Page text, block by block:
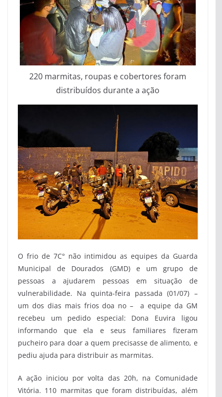
220 marmitas, roupas e cobertores foram
distribuídos durante a ação
O frio de 7C° não intimidou as equipes da Guarda
Municipal de Dourados (GMD) e um grupo de
pessoas a ajudarem pessoas em situação de
vulnerabilidade. Na quinta-feira passada (01/07) –
um dos dias mais frios doa no – a equipe da GM
recebeu um pedido especial: Dona Euvira ligou
informando que ela e seus familiares fizeram
pucheiro para doar a quem precisasse de alimento, e
pediu ajuda para distribuir as marmitas.
A ação iniciou por volta das 20h, na Comunidade
Vitória. 110 marmitas que foram distribuídas, além